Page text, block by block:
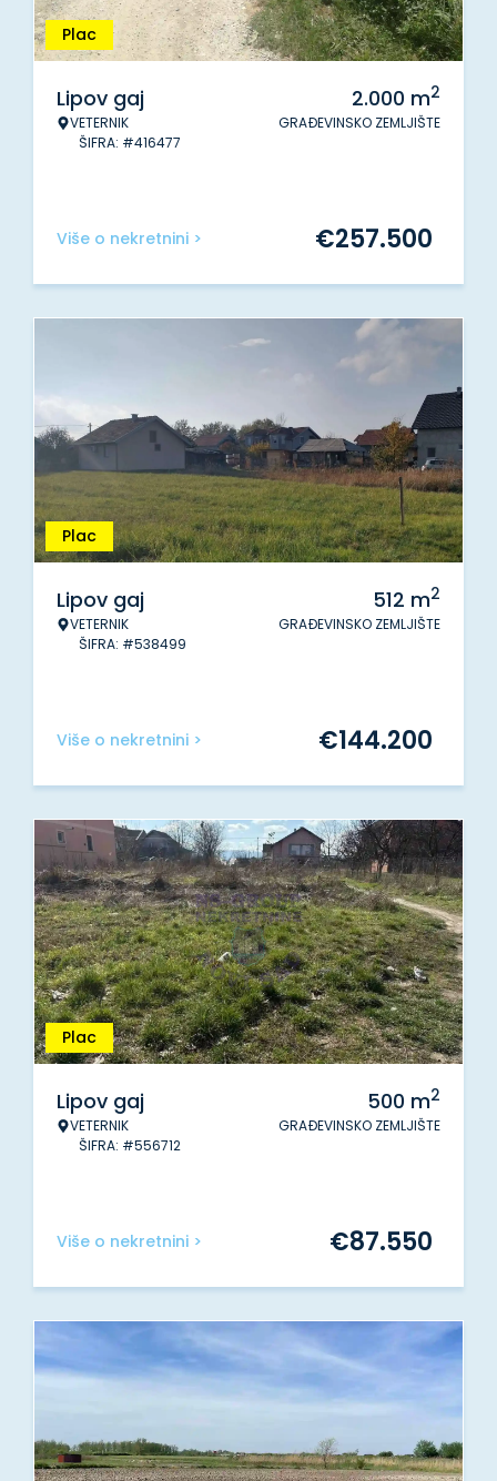
Plac
Lipov gaj
VETERNIK
ŠIFRA: #416477
2.000 m2
GRAĐEVINSKO ZEMLJIŠTE
Više o nekretnini > €257.500
Plac
Lipov gaj
VETERNIK
ŠIFRA: #538499
512 m2
GRAĐEVINSKO ZEMLJIŠTE
Više o nekretnini > €144.200
Plac
Lipov gaj
VETERNIK
ŠIFRA: #556712
500 m2
GRAĐEVINSKO ZEMLJIŠTE
Više o nekretnini > €87.550